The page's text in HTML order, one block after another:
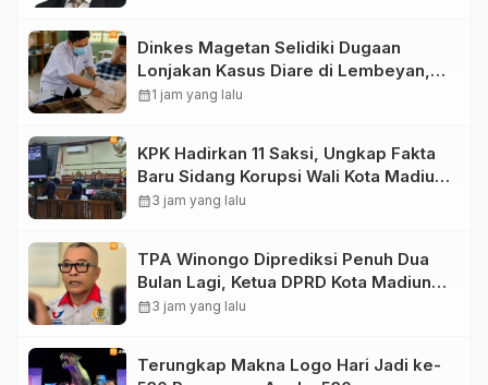
Dinkes Magetan Selidiki Dugaan
Lonjakan Kasus Diare di Lembeyan,
Lakukan Penyelidikan Epidemiologi
calendar_month1 jam yang lalu
KPK Hadirkan 11 Saksi, Ungkap Fakta
Baru Sidang Korupsi Wali Kota Madiun
Nonaktif Maidi
calendar_month3 jam yang lalu
TPA Winongo Diprediksi Penuh Dua
Bulan Lagi, Ketua DPRD Kota Madiun
Desak Pemkot Percepat Penanganan
calendar_month3 jam yang lalu
Terungkap Makna Logo Hari Jadi ke-